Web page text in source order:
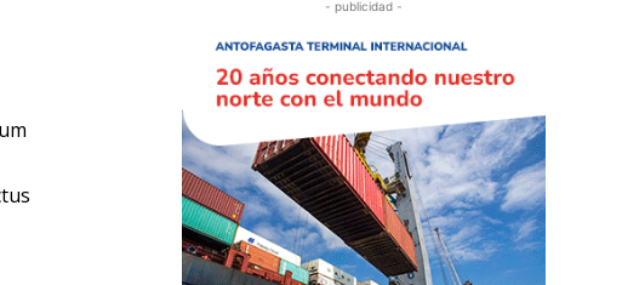
- publicidad -